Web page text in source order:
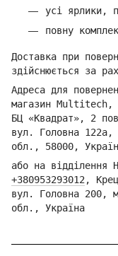
усі ярлики,
повну
Доставка при
здійснюється за
Адреса для
магазин Multitech,
БЦ «Квадрат», 2
вул. Головна
обл., 58000,
або на відділення
+380953293012 , Кре
вул. Головна 200,
обл., Україна